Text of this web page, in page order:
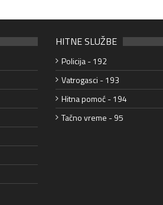
HITNE SLUŽBE
Policija - 192
Vatrogasci - 193
Hitna pomoć - 194
Tačno vreme - 95